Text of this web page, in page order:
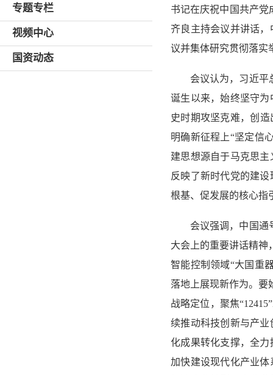
专题专栏
视频中心
国资动态
书记在庆祝中国共产党
齐良主持会议并讲话
议并集体研究贯彻落实
会议认为，习近平
诞生以来，始终坚守
史时期攻坚克难，创
明确新征程上“坚定信
建思想源自于马克思
反映了新时代党的建
根基、促发展的核心指
会议强调，中国通
大会上的重要讲话精神
智能控制领域“大国重
落地上展现新作为。要
战略定位，聚焦
续推动科技创新与产
化成果转化支撑，全
加快建设现代化产业